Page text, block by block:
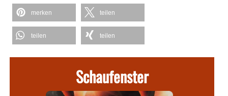
merken teilen
teilen teilen
Schaufenster